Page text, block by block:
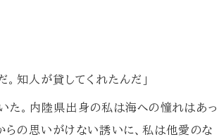
。知人が貸してくれたんだ」
た。内陸県出身の私は海への憧れはあっ
らの思いがけない誘いに、私は他愛のな